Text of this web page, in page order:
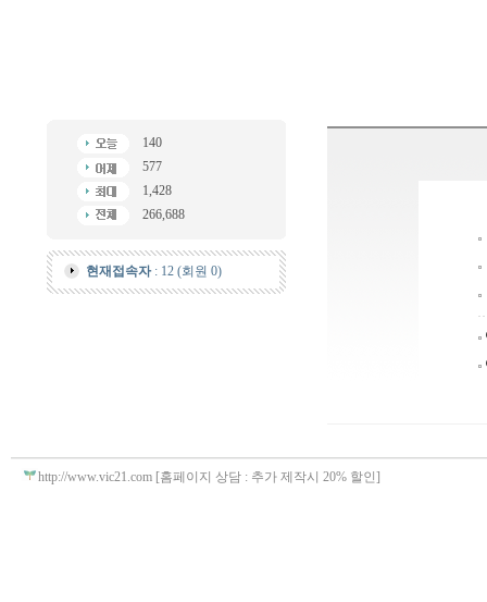
140
577
1,428
266,688
현재접속자: 12 (회원 0)
http://www.vic21.com [홈페이지 상담 : 추가 제작시 20% 할인]